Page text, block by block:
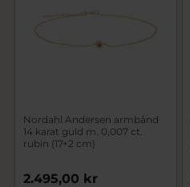
Nordahl Andersen armbånd
14 karat guld m. 0,007 ct.
rubin (17+2 cm)
2.495,00 kr